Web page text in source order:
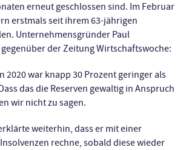
erneut geschlossen sind. Im Februar
erstmals seit ihrem 63-jährigen
Unternehmensgründer Paul
der Zeitung Wirtschaftswoche:
2020 war knapp 30 Prozent geringer als
das die Reserven gewaltig in Anspruch
wir nicht zu sagen.
weiterhin, dass er mit einer
rechne, sobald diese wieder